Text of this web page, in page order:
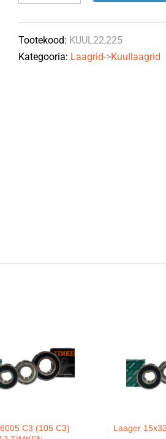
quantity
Tootekood: KUUL22,225
Kategooria: Laagrid->Kuullaagrid
C3 (105 C3)
Laager